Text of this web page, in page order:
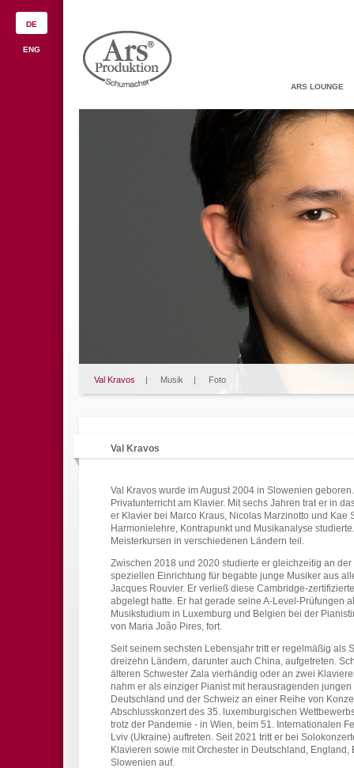
DE
ENG
ARS LOUNGE
Val Kravos | Musik | Foto
Val Kravos
Val Kravos wurde im August 2004 in Slowenien
Privatunterricht am Klavier. Mit sechs Jahren trat er in
er Klavier bei Marco Kraus, Nicolas Marzinotto und Kae
Harmonielehre, Kontrapunkt und Musikanalyse
Meisterkursen in verschiedenen Ländern teil.
Zwischen 2018 und 2020 studierte er gleichzeitig an
speziellen Einrichtung für begabte junge Musiker aus
Jacques Rouvier. Er verließ diese Cambridge-
abgelegt hatte. Er hat gerade seine A-Level-Prüfungen
Musikstudium in Luxemburg und Belgien bei der
von Maria João Pires, fort.
Seit seinem sechsten Lebensjahr tritt er regelmäßig als
dreizehn Ländern, darunter auch China, aufgetreten.
älteren Schwester Zala vierhändig oder an zwei
nahm er als einziger Pianist mit herausragenden
Deutschland und der Schweiz an einer Reihe von
Abschlusskonzert des 35. luxemburgischen
trotz der Pandemie - in Wien, beim 51. Internationalen
Lviv (Ukraine) auftreten. Seit 2021 tritt er bei
Klavieren sowie mit Orchester in Deutschland,
Slowenien auf.